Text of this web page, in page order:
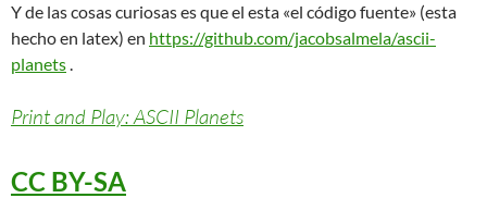
Y de las cosas curiosas es que el esta «el código fuente» (esta
hecho en latex) en https://github.com/jacobsalmela/ascii-
planets.
Print and Play: ASCII Planets
CC BY-SA